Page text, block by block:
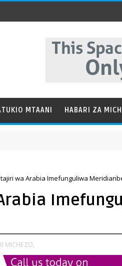
MTAANI HABARI ZA
wa Arabia Imefunguliwa
MICHEZO,